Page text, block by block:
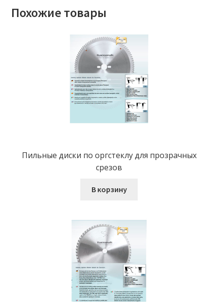
Похожие товары
Пильные диски по оргстеклу для прозрачных
срезов
В корзину